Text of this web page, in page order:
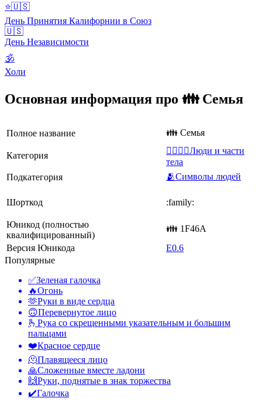
⭐️🇺🇸
День Принятия Калифорнии в Союз
🇺🇸
День Независимости
🕉
Холи
Основная информация про 👪 Семья
Полное название 👪 Семья
Категория
👩‍❤️‍💋‍👨Люди и части
тела
Подкатегория
🫂Символы людей
Шорткод :family:
Юникод (полностью
квалифицированный)
👪 1F46A
Версия Юникода
E0.6
Популярные
✅Зеленая галочка
🔥Огонь
🫶Руки в виде сердца
🙃Перевернутое лицо
🫰 Рука со скрещенными указательным и большим
пальцами
❤️Красное сердце
🫠Плавящееся лицо
🙏Сложенные вместе ладони
🙌Руки, поднятые в знак торжества
✔️Галочка